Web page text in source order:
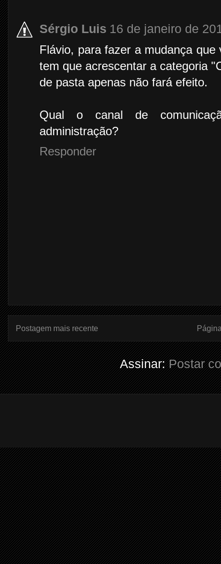
Sérgio Luis 16 de janeiro de
Flávio, para fazer a mudança
tem que acrescentar a categoria
de pasta apenas não fará efeito.
Qual o canal de
administração?
Responder
Postagem mais recente
Assinar:Postar